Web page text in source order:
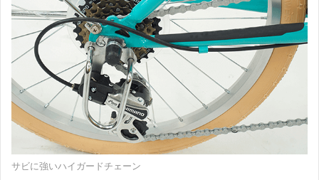
サビに強いハイガードチェーン